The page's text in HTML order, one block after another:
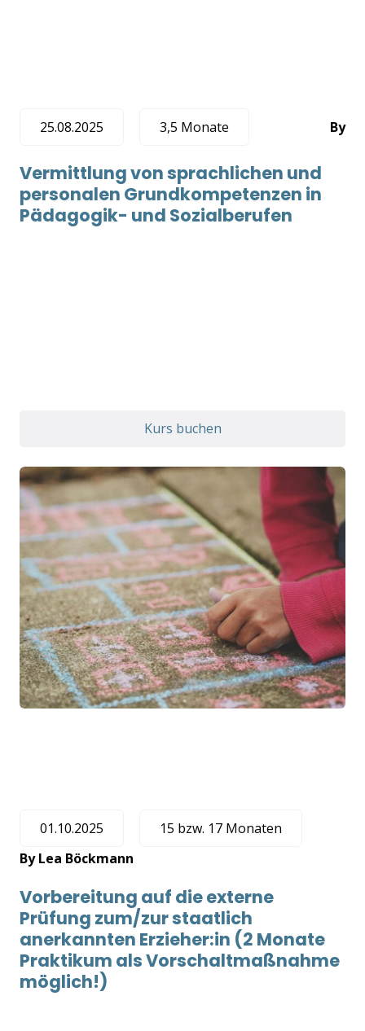
25.08.2025 3,5 Monate By
Vermittlung von sprachlichen und
personalen Grundkompetenzen in
Pädagogik- und Sozialberufen
Kurs buchen
01.10.2025
15 bzw. 17 Monaten
ByLea Böckmann
Vorbereitung auf die externe
Prüfung zum/zur staatlich
anerkannten Erzieher:in (2 Monate
Praktikum als Vorschaltmaßnahme
möglich!)